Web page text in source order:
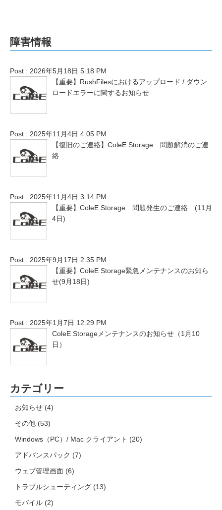
障害情報
Post : 2026年5月18日 5:18 PM
【重要】RushFilesにおけるアップロード / ダウン
ロードエラーに関するお知らせ
Post : 2025年11月4日 4:05 PM
【復旧のご連絡】ColeE Storage 問題解消のご連
絡
Post : 2025年11月4日 3:14 PM
【重要】ColeE Storage 問題発生のご連絡 (11月
4日)
Post : 2025年9月17日 2:35 PM
【重要】ColeE Storage緊急メンテナンスのお知ら
せ(9月18日)
Post : 2025年1月7日 12:29 PM
ColeE Storageメンテナンスのお知らせ（1月10
日）
カテゴリー
お知らせ (4)
その他 (53)
Windows（PC）/ Mac クライアント (20)
アドバンスパック (7)
ウェブ管理画面 (6)
トラブルシューティング (13)
モバイル (2)